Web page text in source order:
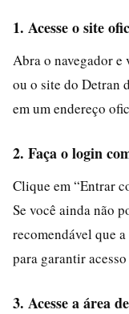
1. Acesse o site
Abra o navegador e
ou o site do Detran
em um endereço
2. Faça o login
Clique em “Entrar
Se você ainda não
recomendável que
para garantir
3. Acesse a área